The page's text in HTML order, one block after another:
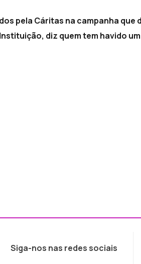
pela Cáritas na campanha
diz quem tem havido
Siga-nos nas redes sociais